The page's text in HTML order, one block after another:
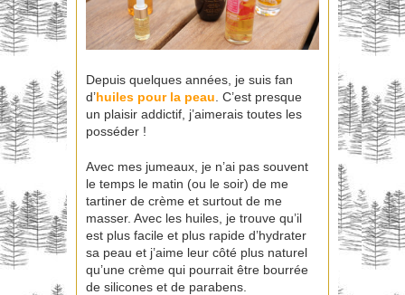
Depuis quelques années, je suis fan
d’huiles pour la peau . C’est presque
un plaisir addictif, j’aimerais toutes les
posséder !
Avec mes jumeaux, je n’ai pas souvent
le temps le matin (ou le soir) de me
tartiner de crème et surtout de me
masser. Avec les huiles, je trouve qu’il
est plus facile et plus rapide d’hydrater
sa peau et j’aime leur côté plus naturel
qu’une crème qui pourrait être bourrée
de silicones et de parabens.